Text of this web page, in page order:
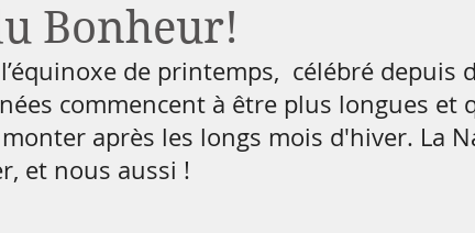
Bonheur!
de printemps,  célébré depuis
commencent à être plus longues et
après les longs mois d'hiver. La
et nous aussi !